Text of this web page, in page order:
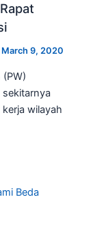
March 9, 2020
(PW)
sekitarnya
wilayah